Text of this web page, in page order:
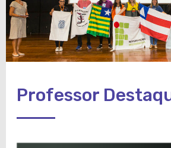
Professor